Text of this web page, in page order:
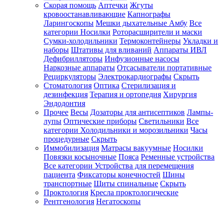
Скорая помощь Аптечки Жгуты
кровоостанавливающие Капнографы
Ларингоскопы Мешки дыхательные Амбу Все
категории Носилки Роторасширители и маски
Сумки-холодильники Термоконтейнеры Укладки и
наборы Штативы для вливаний Аппараты ИВЛ
Дефибрилляторы Инфузионные насосы
Наркозные аппараты Отсасыватели портативные
Рециркуляторы Электрокардиографы Скрыть
Стоматология Оптика Стерилизация и
дезинфекция Терапия и ортопедия Хирургия
Эндодонтия
Прочее Весы Дозаторы для антисептиков Лампы-
лупы Оптические приборы Светильники Все
категории Холодильники и морозильники Часы
процедурные Скрыть
Иммобилизация Матрасы вакуумные Носилки
Повязки косыночные Пояса Ременные устройства
Все категории Устройства для перемещения
пациента Фиксаторы конечностей Шины
транспортные Щиты спинальные Скрыть
Проктология Кресла проктологические
Рентгенология Негатоскопы